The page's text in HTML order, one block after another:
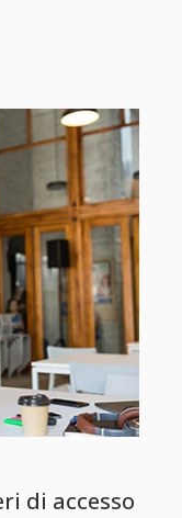
di accesso